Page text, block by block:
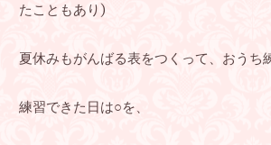
たこともあり)
夏休みもがんばる表をつくって、おうち
練習できた日は○を、